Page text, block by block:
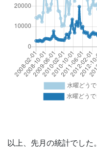
以上、先月の統計でした。